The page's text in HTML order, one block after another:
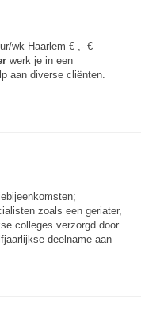
wk Haarlem € ,- €
werk je in een
aan diverse cliënten.
zoals een geriater,
colleges verzorgd door
deelname aan